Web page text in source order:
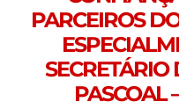
PARCEIROS
SECRETÁRIO
PASCOAL